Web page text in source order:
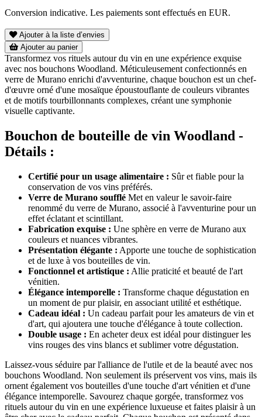
Conversion indicative. Les paiements sont effectués en EUR.
Ajouter à la liste d’envies
Ajouter au panier
Transformez vos rituels autour du vin en une expérience exquise
avec nos bouchons Woodland. Méticuleusement confectionnés en
verre de Murano enrichi d'avventurine, chaque bouchon est un chef-
d'œuvre orné d'une mosaïque époustouflante de couleurs vibrantes
et de motifs tourbillonnants complexes, créant une symphonie
visuelle captivante.
Bouchon de bouteille de vin Woodland -
Détails :
Certifié pour un usage alimentaire : Sûr et fiable pour la
conservation de vos vins préférés.
Verre de Murano soufflé Met en valeur le savoir-faire
renommé du verre de Murano, associé à l'avventurine pour un
effet éclatant et scintillant.
Fabrication exquise : Une sphère en verre de Murano aux
couleurs et nuances vibrantes.
Présentation élégante : Apporte une touche de sophistication
et de luxe à vos bouteilles de vin.
Fonctionnel et artistique : Allie praticité et beauté de l'art
vénitien.
Élégance intemporelle : Transforme chaque dégustation en
un moment de pur plaisir, en associant utilité et esthétique.
Cadeau idéal : Un cadeau parfait pour les amateurs de vin et
d'art, qui ajoutera une touche d'élégance à toute collection.
Double usage : En acheter deux est idéal pour distinguer les
vins rouges des vins blancs et sublimer votre dégustation.
Laissez-vous séduire par l'alliance de l'utile et de la beauté avec nos
bouchons Woodland. Non seulement ils préservent vos vins, mais ils
ornent également vos bouteilles d'une touche d'art vénitien et d'une
élégance intemporelle. Savourez chaque gorgée, transformez vos
rituels autour du vin en une expérience luxueuse et faites plaisir à un